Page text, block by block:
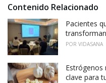
i
s
Contenido Relacionado
Pacientes
POR VIDASANA
Estrógenos
clave para